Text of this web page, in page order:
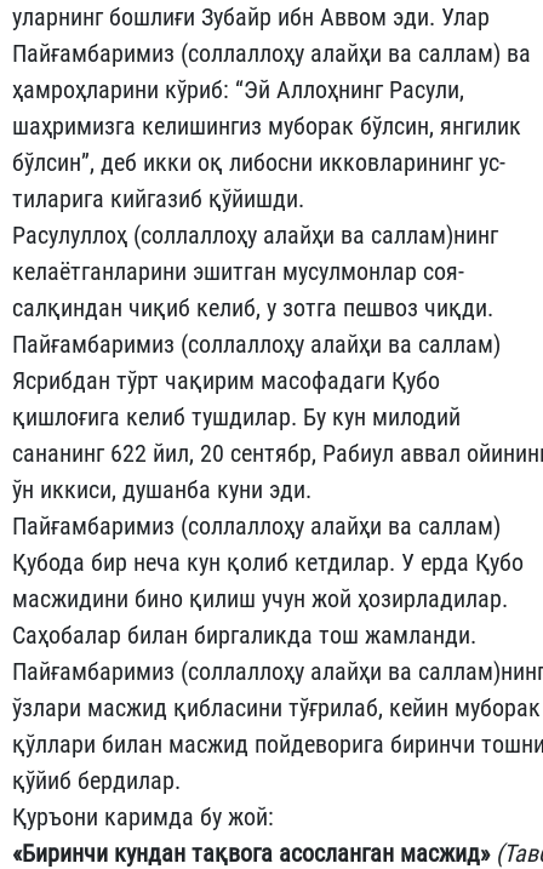
уларнинг бошлиғи Зубайр ибн Аввом эди. Улар
Пайғамбаримиз (соллаллоҳу алайҳи ва саллам) ва
ҳамроҳларини кўриб: “Эй Аллоҳнинг Расули,
шаҳримизга келишингиз муборак бўлсин, янгилик
бўлсин”, деб икки оқ либосни икковларининг ус­
тиларига кийгазиб қўйишди.
Расулуллоҳ (соллаллоҳу алайҳи ва саллам)нинг
келаётганла­рини эшитган мусулмонлар соя-
салқиндан чиқиб келиб, у зотга пешвоз чиқди.
Пайғамбаримиз (соллаллоҳу алайҳи ва саллам)
Ясрибдан тўрт чақирим масофадаги Қубо
қишлоғига келиб тушдилар. Бу кун милодий
сананинг 622 йил, 20 сентябр, Рабиул аввал
ўн иккиси, душанба куни эди.
Пайғамбаримиз (соллаллоҳу алайҳи ва саллам)
Қубода бир не­ча кун қолиб кетдилар. У ерда Қубо
масжидини бино қилиш учун жой ҳозирладилар.
Саҳобалар билан биргаликда тош жамлан­ди.
Пайғамбаримиз (соллаллоҳу алайҳи ва
ўзлари масжид қиб­ласини тўғрилаб, кейин муборак
қўллари билан мас­жид пойдеворига биринчи
қўйиб бердилар.
Қуръони каримда бу жой:
«Биринчи кундан тақвога асосланган масжид» (